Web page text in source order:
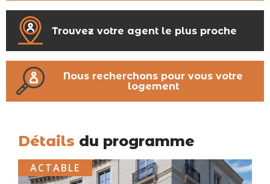
Trouvez votre agent le plus proche
Nous recherchons pour vous votre
logement
Détails du programme
ACTABLE